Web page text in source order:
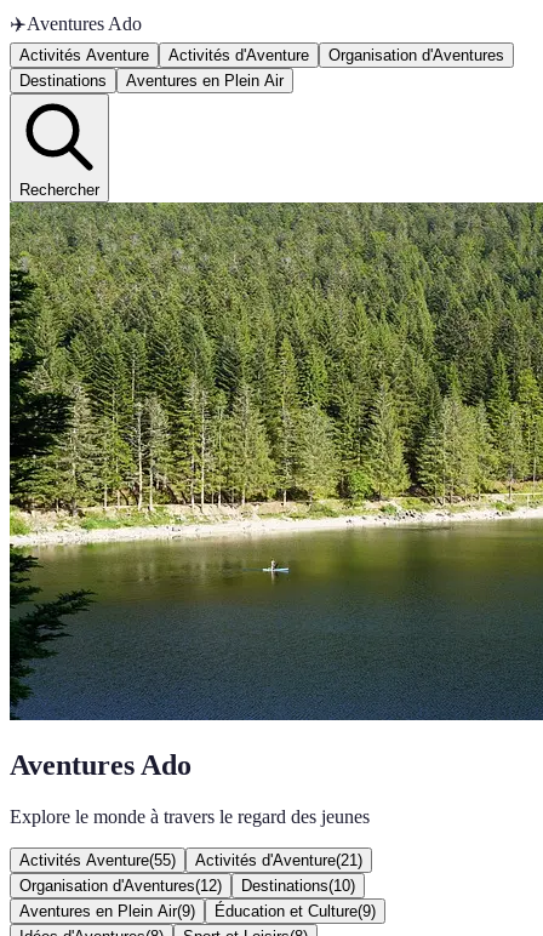
✈️Aventures Ado
Activités Aventure Activités d'Aventure
Organisation d'Aventures
Destinations
Aventures en Plein Air
Rechercher
Aventures Ado
Explore le monde à travers le regard des jeunes
Activités Aventure(55) Activités d'Aventure(21 )
Organisation d'Aventures(12) Destinations(10)
Aventures en Plein Air(9) Éducation et Culture(9)